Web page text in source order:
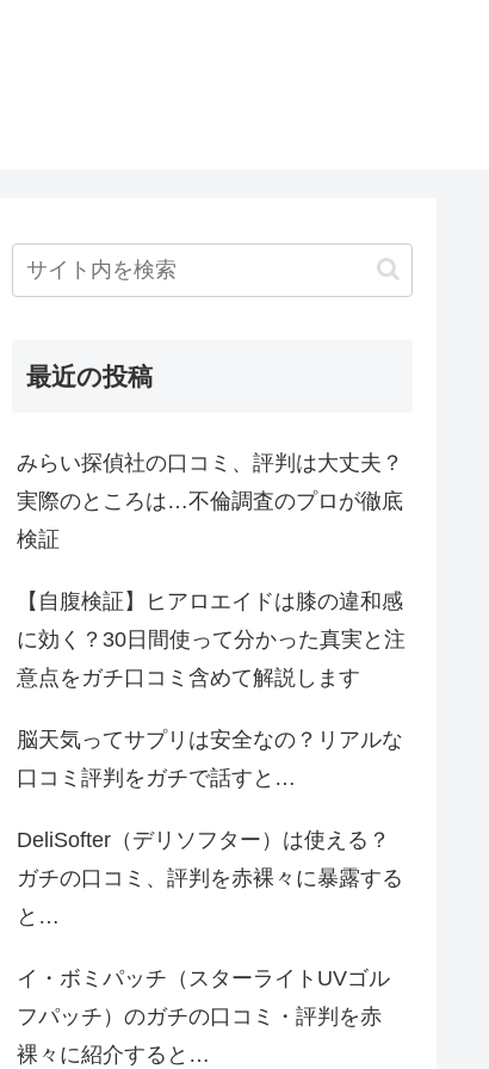
最近の投稿
みらい探偵社の口コミ、評判は大丈夫？
実際のところは…不倫調査のプロが徹底
検証
【自腹検証】ヒアロエイドは膝の違和感
に効く？30日間使って分かった真実と注
意点をガチ口コミ含めて解説します
脳天気ってサプリは安全なの？リアルな
口コミ評判をガチで話すと…
DeliSofter（デリソフター）は使える？
ガチの口コミ、評判を赤裸々に暴露する
と…
イ・ボミパッチ（スターライトUVゴル
フパッチ）のガチの口コミ・評判を赤
裸々に紹介すると…